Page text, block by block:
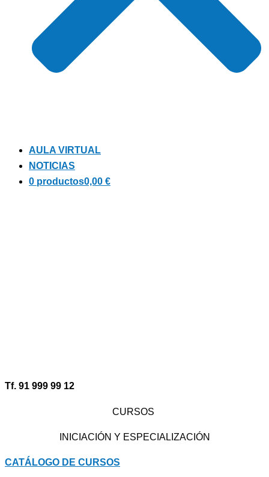
AULA VIRTUAL
NOTICIAS
0 productos0,00 €
Tf. 91 999 99 12
CURSOS
INICIACIÓN Y ESPECIALIZACIÓN
CATÁLOGO DE CURSOS